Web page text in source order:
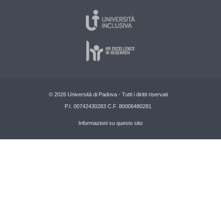
© 2026 Università di Padova - Tutti i diritti riservati
P.I. 00742430283 C.F. 80006480281
Informazioni su questo sito